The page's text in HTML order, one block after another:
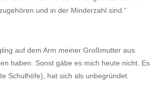
und in der Minderzahl sind.“
auf dem Arm meiner Großmutter aus
haben. Sonst gäbe es mich heute nicht. Es
Schulhöfe), hat sich als unbegründet